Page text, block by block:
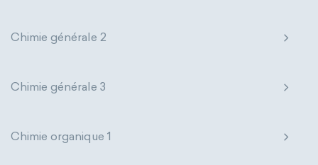
Chimie générale 2
Chimie générale 3
Chimie organique 1